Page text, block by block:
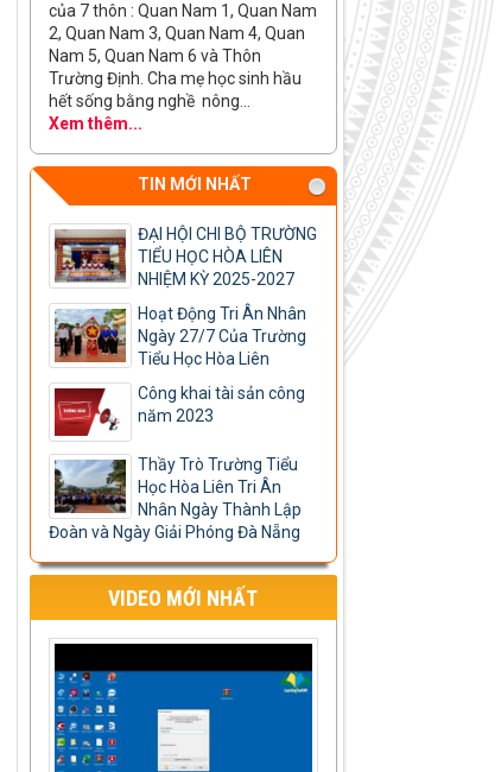
của 7 thôn : Quan Nam 1, Quan Nam
2, Quan Nam 3, Quan Nam 4, Quan
Nam 5, Quan Nam 6 và Thôn
Trường Định. Cha mẹ học sinh hầu
hết sống bằng nghề nông...
Xem thêm...
TIN MỚI NHẤT
ĐẠI HỘI CHI BỘ TRƯỜNG
TIỂU HỌC HÒA LIÊN
NHIỆM KỲ 2025-2027
Hoạt Động Tri Ân Nhân
Ngày 27/7 Của Trường
Tiểu Học Hòa Liên
Công khai tài sản công
năm 2023
Thầy Trò Trường Tiểu
Học Hòa Liên Tri Ân
Nhân Ngày Thành Lập
Đoàn và Ngày Giải Phóng Đà Nẵng
VIDEO MỚI NHẤT